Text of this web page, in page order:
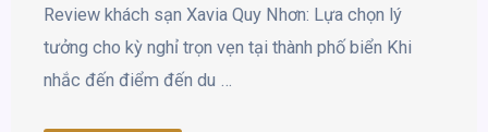
Review khách sạn Xavia Quy Nhơn: Lựa chọn lý
tưởng cho kỳ nghỉ trọn vẹn tại thành phố biển Khi
nhắc đến điểm đến du …